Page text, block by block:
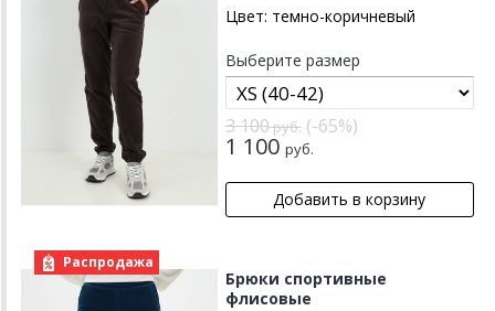
Цвет: темно-коричневый
Выберите размер
3 100руб.(-65%)
1 100 руб.
Распродажа
Брюки спортивные
флисовые